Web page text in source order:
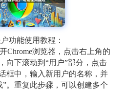
功能使用教程：
Chrome浏览器，点击右上角的
向下滚动到“用户”部分，点击
框中，输入新用户的名称，并
。重复此步骤，可以创建多个